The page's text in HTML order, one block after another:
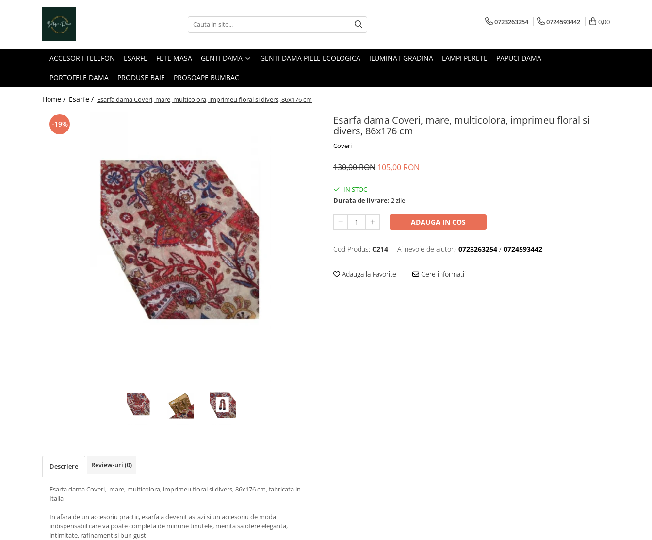
Genti dama
0723263254 0724593442 0,00
ACCESORII TELEFON ESARFE FETE MASA GENTI DAMA GENTI DAMA PIELE ECOLOGICA ILUMINAT GRADINA LAMPI PERETE PAPUCI DAMA
PORTOFELE DAMA PRODUSE BAIE PROSOAPE BUMBAC
Home / Esarfe / Esarfa dama Coveri, mare, multicolora, imprimeu floral si divers, 86x176 cm
Esarfa dama Coveri, mare, multicolora, imprimeu floral si
divers, 86x176 cm
Coveri
-19%
130,00 RON 105,00 RON
IN STOC
Durata de livrare: 2 zile
ADAUGA IN COS
Cod Produs: C214 Ai nevoie de ajutor? 0723263254 / 0724593442
Adauga la Favorite Cere informatii
Descriere Review-uri (0)
Esarfa dama Coveri, mare, multicolora, imprimeu floral si divers, 86x176 cm, fabricata in
Italia
In afara de un accesoriu practic, esarfa a devenit astazi si un accesoriu de moda
indispensabil care va poate completa de minune tinutele, menita sa ofere eleganta,
intimitate, rafinament si bun gust.